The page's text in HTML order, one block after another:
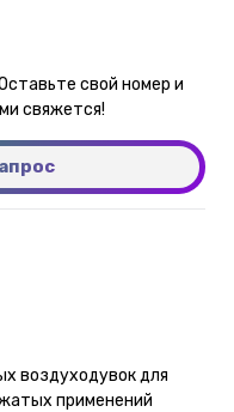
свой номер и
свяжется!
воздуходувок для
применений